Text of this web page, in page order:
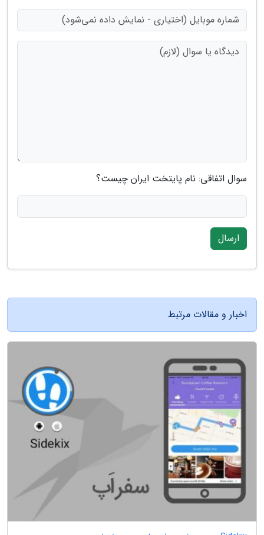
سوال اتفاقی: نام پایتخت ایران چیست؟
ارسال
اخبار و مقالات مرتبط